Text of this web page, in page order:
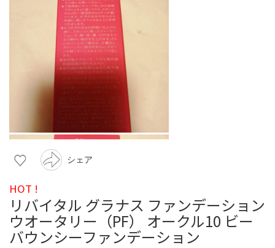
シェア
HOT !
リバイタル グラナス ファンデーション
ウオータリー（PF） オークル10 ビー
バウンシーファンデーション